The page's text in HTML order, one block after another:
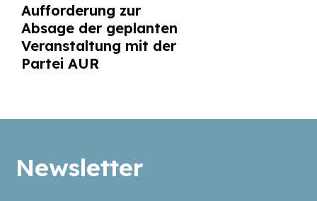
Aufforderung zur
Absage der geplanten
Veranstaltung mit der
Partei AUR
Newsletter